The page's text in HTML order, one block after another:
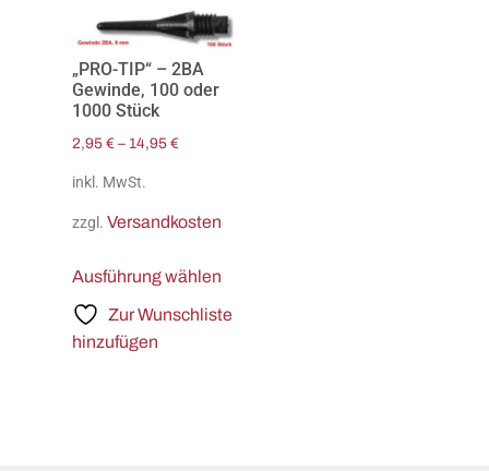
„PRO-TIP“ – 2BA
Gewinde, 100 oder
1000 Stück
2,95 € – 14,95 €
inkl. MwSt.
zzgl. Versandkosten
Ausführung wählen
Zur Wunschliste
hinzufügen